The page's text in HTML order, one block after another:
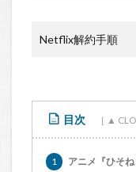
Netflix解約手順
目次
1
アニメ『ひそ